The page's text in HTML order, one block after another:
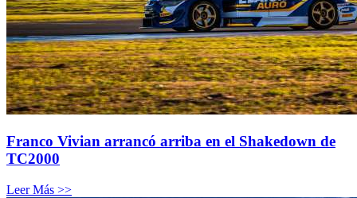
Franco Vivian arrancó arriba en el Shakedown de
TC2000
Leer Más >>